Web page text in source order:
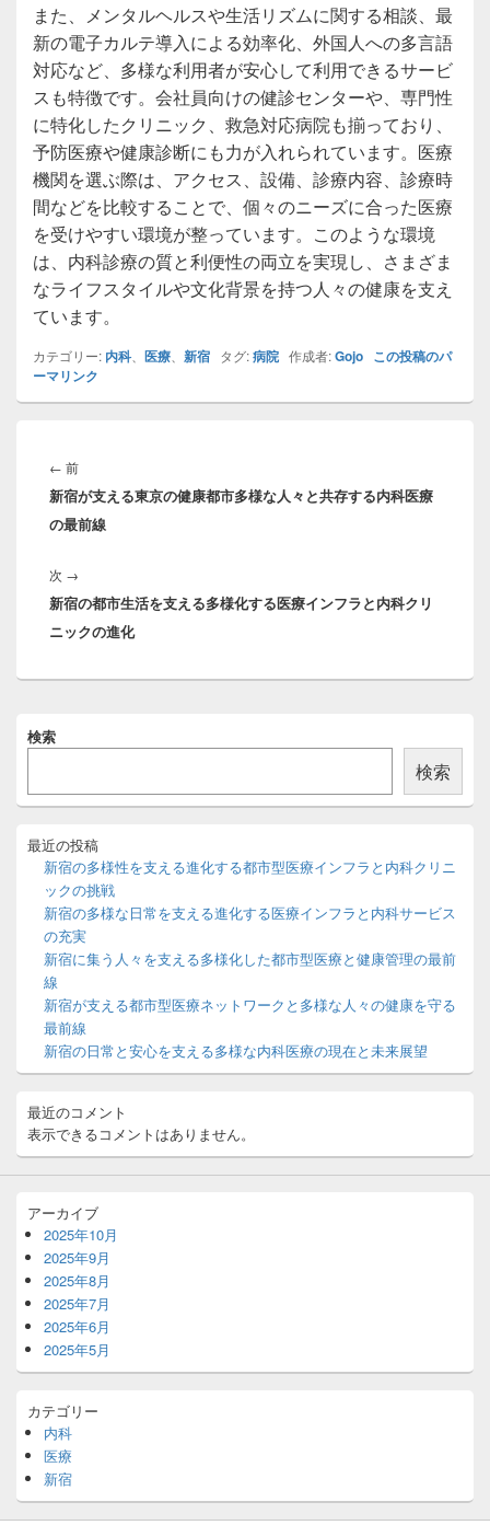
また、メンタルヘルスや生活リズムに関する相談、最
新の電子カルテ導入による効率化、外国人への多言語
対応など、多様な利用者が安心して利用できるサービ
スも特徴です。会社員向けの健診センターや、専門性
に特化したクリニック、救急対応病院も揃っており、
予防医療や健康診断にも力が入れられています。医療
機関を選ぶ際は、アクセス、設備、診療内容、診療時
間などを比較することで、個々のニーズに合った医療
を受けやすい環境が整っています。このような環境
は、内科診療の質と利便性の両立を実現し、さまざま
なライフスタイルや文化背景を持つ人々の健康を支え
ています。
カテゴリー: 内科、 医療 新宿 タグ:病院 作成者:Gojo この投稿のパ
ーマリンク
稿
ナ
ビ
ゲ
シ
ョ
ン
← 前前
の
投
新宿が支える東京の健康都市多様な人々と共存する内科医療
の最前線
次 →
の
投
新宿の都市生活を支える多様化する医療インフラと内科クリ
ニックの進化
イ
イ
バ
検索
検索
最近の投稿
新宿の多様性を支える進化する都市型医療インフラと内科クリニ
ックの挑戦
新宿の多様な日常を支える進化する医療インフラと内科サービス
の充実
新宿に集う人々を支える多様化した都市型医療と健康管理の最前
線
新宿が支える都市型医療ネットワークと多様な人々の健康を守る
最前線
新宿の日常と安心を支える多様な内科医療の現在と未来展望
最近のコメント
表示できるコメントはありません。
アーカイブ
2025年10月
2025年9月
2025年8月
2025年7月
2025年6月
2025年5月
カテゴリー
内科
医療
新宿